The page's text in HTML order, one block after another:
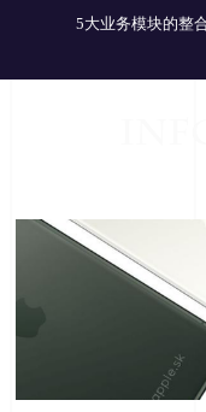
5大业务模块的整